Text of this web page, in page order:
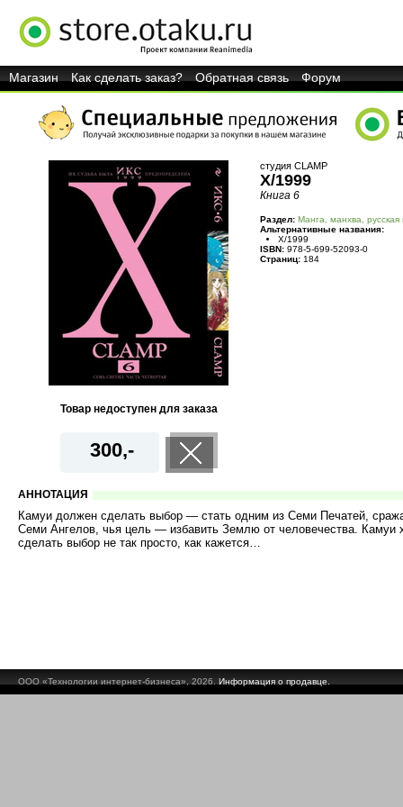
Магазин Как сделать заказ? Обратная связь Форум
студия CLAMP
X/1999
Книга 6
Раздел: Манга, манхва, русская
Альтернативные названия:
X/1999
ISBN: 978-5-699-52093-0
Страниц: 184
Товар недоступен для заказа
300,-
АННОТАЦИЯ
Камуи должен сделать выбор — стать одним из Семи Печатей,
Семи Ангелов, чья цель — избавить Землю от человечества. Камуи
сделать выбор не так просто, как кажется…
ООО «Технологии интернет-бизнеса», 2026. Информация о продавце.